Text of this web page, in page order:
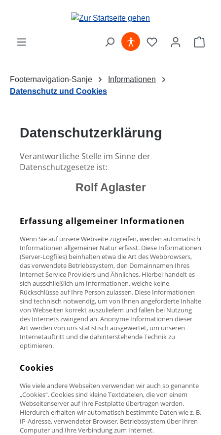
Zum Hauptinhalt springen
Footernavigation-Sanje
Informationen
Datenschutz und Cookies
Datenschutzerklärung
Verantwortliche Stelle im Sinne der
Datenschutzgesetze ist:
Rolf Aglaster
Erfassung allgemeiner Informationen
Wenn Sie auf unsere Webseite zugreifen, werden automatisch
Informationen allgemeiner Natur erfasst. Diese Informationen
(Server-Logfiles) beinhalten etwa die Art des Webbrowsers,
das verwendete Betriebssystem, den Domainnamen Ihres
Internet Service Providers und Ähnliches. Hierbei handelt es
sich ausschließlich um Informationen, welche keine
Rückschlüsse auf Ihre Person zulassen. Diese Informationen
sind technisch notwendig, um von Ihnen angeforderte Inhalte
von Webseiten korrekt auszuliefern und fallen bei Nutzung
des Internets zwingend an. Anonyme Informationen dieser
Art werden von uns statistisch ausgewertet, um unseren
Internetauftritt und die dahinterstehende Technik zu
optimieren.
Cookies
Wie viele andere Webseiten verwenden wir auch so genannte
„Cookies“. Cookies sind kleine Textdateien, die von einem
Webseitenserver auf Ihre Festplatte übertragen werden.
Hierdurch erhalten wir automatisch bestimmte Daten wie z. B.
IP-Adresse, verwendeter Browser, Betriebssystem über Ihren
Computer und Ihre Verbindung zum Internet.